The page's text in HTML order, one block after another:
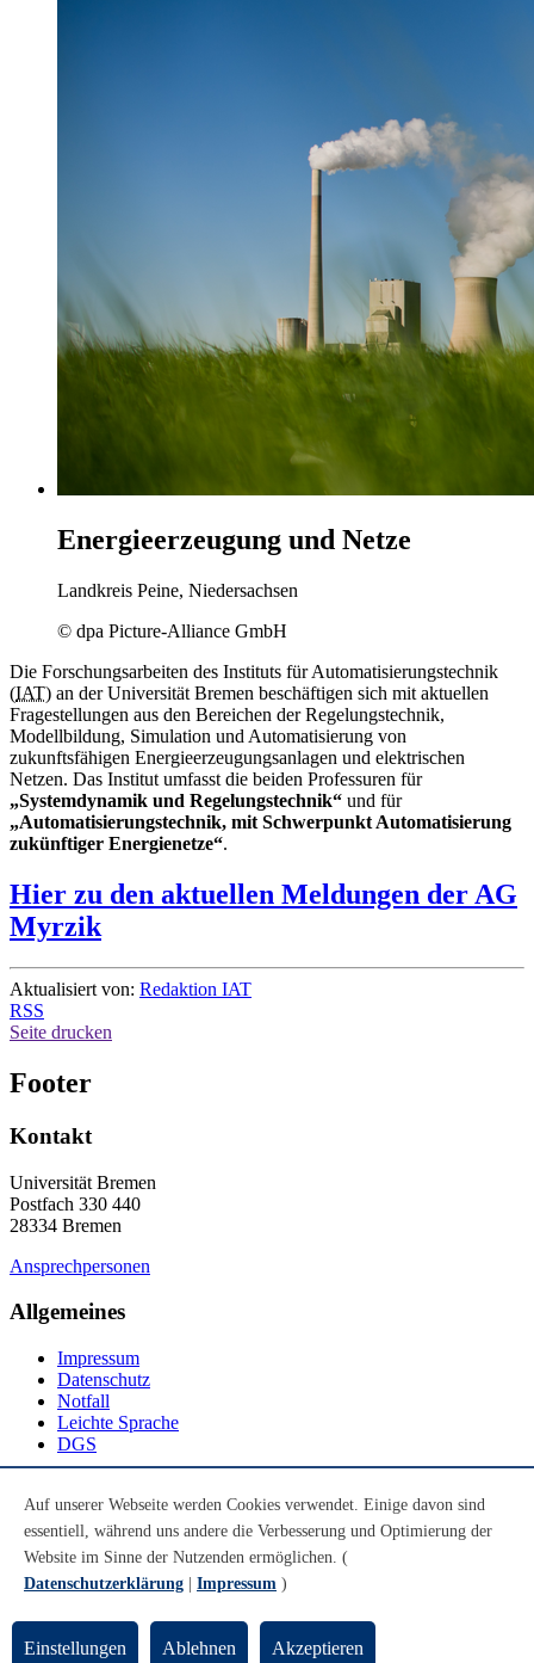
Energieerzeugung und Netze
Landkreis Peine, Niedersachsen
© dpa Picture-Alliance GmbH
Die Forschungsarbeiten des Instituts für Automatisierungstechnik
(IAT) an der Universität Bremen beschäftigen sich mit aktuellen
Fragestellungen aus den Bereichen der Regelungstechnik,
Modellbildung, Simulation und Automatisierung von
zukunftsfähigen Energieerzeugungsanlagen und elektrischen
Netzen. Das Institut umfasst die beiden Professuren für
„Systemdynamik und Regelungstechnik“ und für
„Automatisierungstechnik, mit Schwerpunkt Automatisierung
zukünftiger Energienetze“.
Hier zu den aktuellen Meldungen der AG
Myrzik
Aktualisiert von: Redaktion IAT
RSS
Seite drucken
Footer
Kontakt
Universität Bremen
Postfach 330 440
28334 Bremen
Ansprechpersonen
Allgemeines
Impressum
Datenschutz
Notfall
Leichte Sprache
DGS
Youtube
Instagram
LinkedIn
© Universität Bremen 2026
Auf unserer Webseite werden Cookies verwendet. Einige davon sind
essentiell, während uns andere die Verbesserung und Optimierung der
Website im Sinne der Nutzenden ermöglichen. (
Datenschutzerklärung
Impressum )
Einstellungen Ablehnen Akzeptieren